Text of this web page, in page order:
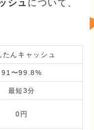
シュ について、
たんキャッシュ
91〜99.8%
最短3分
0円